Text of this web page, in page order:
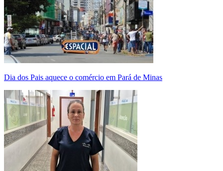
Dia dos Pais aquece o comércio em Pará de Minas